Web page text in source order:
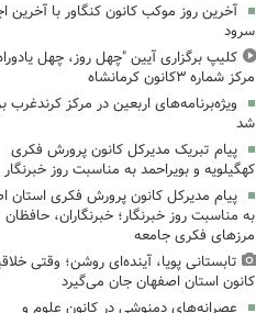
آخرین روز موکب کانون کنگاور با آخرین
سرود
کلیپ برگزاری آیین "چهل روز، چهل
مرکز شماره ۳کانون کرمانشاه
ویژه‌برنامه‌های اربعین در مرکز کرندغرب
شد
پیام تبریک مدیرکل کانون پرورش فکری
کهگیلویه و بویراحمد به مناسبت روز خبرنگار
پیام مدیرکل کانون پرورش فکری استان
به مناسبت روز خبرنگار؛ خبرنگاران، حافظان
مرزهای فکری جامعه
تابستانی پویا، آینده‌ای روشن؛ وقتی
کانون استان اصفهان جان می‌گیرد
عصرانه‌های دمنوشی در کانون علوم و